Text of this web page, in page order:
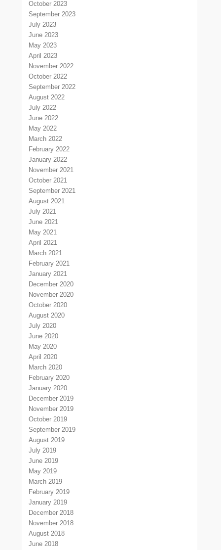
October 2023
September 2023
July 2023
June 2023
May 2023
April 2023
November 2022
October 2022
September 2022
August 2022
July 2022
June 2022
May 2022
March 2022
February 2022
January 2022
November 2021
October 2021
September 2021
August 2021
July 2021
June 2021
May 2021
April 2021
March 2021
February 2021
January 2021
December 2020
November 2020
October 2020
August 2020
July 2020
June 2020
May 2020
April 2020
March 2020
February 2020
January 2020
December 2019
November 2019
October 2019
September 2019
August 2019
July 2019
June 2019
May 2019
March 2019
February 2019
January 2019
December 2018
November 2018
August 2018
June 2018